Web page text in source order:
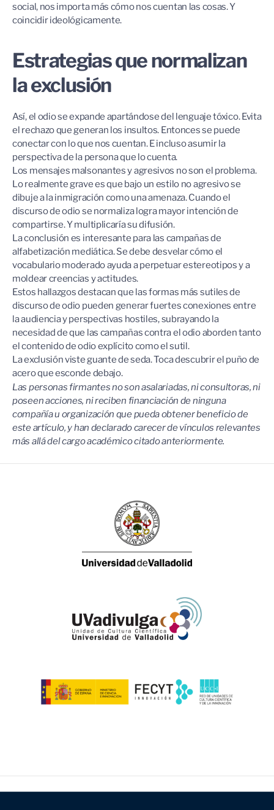
social, nos importa más cómo nos cuentan las cosas. Y
coincidir ideológicamente.
Estrategias que normalizan
la exclusión
Así, el odio se expande apartándose del lenguaje tóxico. Evita
el rechazo que generan los insultos. Entonces se puede
conectar con lo que nos cuentan. E incluso asumir la
perspectiva de la persona que lo cuenta.
Los mensajes malsonantes y agresivos no son el problema.
Lo realmente grave es que bajo un estilo no agresivo se
dibuje a la inmigración como una amenaza. Cuando el
discurso de odio se normaliza logra mayor intención de
compartirse. Y multiplicaría su difusión.
La conclusión es interesante para las campañas de
alfabetización mediática. Se debe desvelar cómo el
vocabulario moderado ayuda a perpetuar estereotipos y a
moldear creencias y actitudes.
Estos hallazgos destacan que las formas más sutiles de
discurso de odio pueden generar fuertes conexiones entre
la audiencia y perspectivas hostiles, subrayando la
necesidad de que las campañas contra el odio aborden tanto
el contenido de odio explícito como el sutil.
La exclusión viste guante de seda. Toca descubrir el puño de
acero que esconde debajo.
Las personas firmantes no son asalariadas, ni consultoras, ni
poseen acciones, ni reciben financiación de ninguna
compañía u organización que pueda obtener beneficio de
este artículo, y han declarado carecer de vínculos relevantes
más allá del cargo académico citado anteriormente.